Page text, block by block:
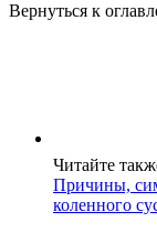
Вернуться к
Читайте
Причины,
коленного